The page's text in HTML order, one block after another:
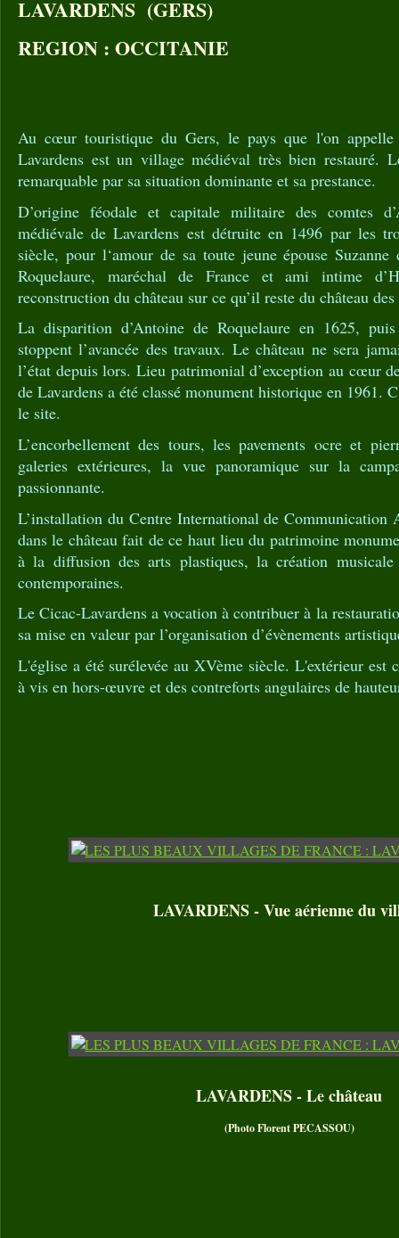
LAVARDENS (GERS)
REGION : OCCITANIE
Au cœur touristique du Gers, le pays que l'on
Lavardens est un village médiéval très bien restauré.
remarquable par sa situation dominante et sa prestance.
D’origine féodale et capitale militaire des comtes
médiévale de Lavardens est détruite en 1496 par les
siècle, pour l‘amour de sa toute jeune épouse
Roquelaure, maréchal de France et ami intime
reconstruction du château sur ce qu’il reste du château
La disparition d’Antoine de Roquelaure en 1625,
stoppent l’avancée des travaux. Le château ne sera
l’état depuis lors. Lieu patrimonial d’exception au cœur
de Lavardens a été classé monument historique en 1961.
le site.
L’encorbellement des tours, les pavements ocre et
galeries extérieures, la vue panoramique sur la
passionnante.
L’installation du Centre International de Communication
dans le château fait de ce haut lieu du patrimoine
à la diffusion des arts plastiques, la création
contemporaines.
Le Cicac-Lavardens a vocation à contribuer à la
sa mise en valeur par l’organisation d’évènements
L'église a été surélevée au XVème siècle. L'extérieur est
à vis en hors-œuvre et des contreforts angulaires de
LAVARDENS - Vue aérienne du
LAVARDENS - Le château
(Photo Florent PECASSOU)